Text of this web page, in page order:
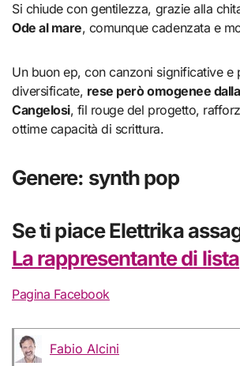
Si chiude con gentilezza, grazie alla
Ode al mare, comunque cadenzata e
Un buon ep, con canzoni significative e
diversificate, rese però omogenee
Cangelosi, fil rouge del progetto,
ottime capacità di scrittura.
Genere: synth pop
Se ti piace Elettrika
La rappresentante di lista
Pagina Facebook
Fabio Alcini